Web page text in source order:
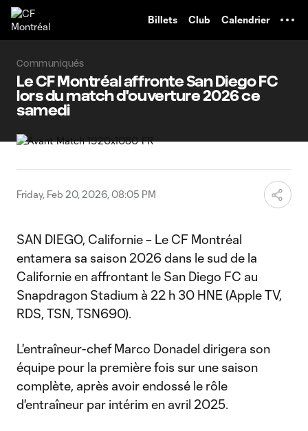
Billets Club Calendrier
Communiqués
Le CF Montréal affronte San Diego FC
lors du match d'ouverture 2026 ce
samedi
Friday, Feb 20, 2026, 08:05 PM
SAN DIEGO, Californie – Le CF Montréal
entamera sa saison 2026 dans le sud de la
Californie en affrontant le San Diego FC au
Snapdragon Stadium à 22 h 30 HNE (Apple TV,
RDS, TSN, TSN690).
L'entraîneur-chef Marco Donadel dirigera son
équipe pour la première fois sur une saison
complète, après avoir endossé le rôle
d'entraîneur par intérim en avril 2025.